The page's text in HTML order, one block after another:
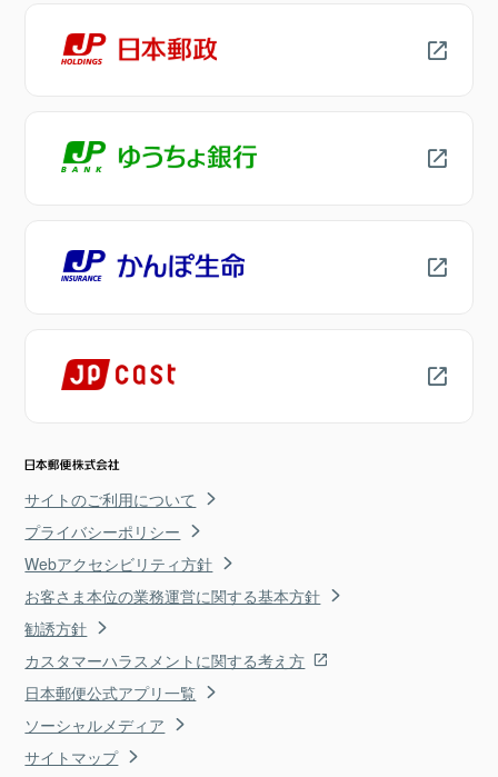
サイトのご利用について
プライバシーポリシー
Webアクセシビリティ方針
お客さま本位の業務運営に関する基本方針
勧誘方針
カスタマーハラスメントに関する考え方
日本郵便公式アプリ一覧
ソーシャルメディア
サイトマップ